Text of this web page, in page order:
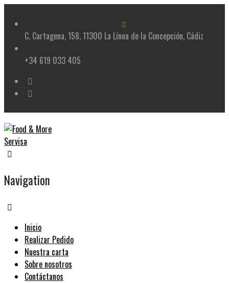
contentC. Cartagena, 158, 11300 La Línea de la Concepción, Cádiz
+34 619 033 405
Navigation
Inicio
Realizar Pedido
Nuestra carta
Sobre nosotros
Contáctanos